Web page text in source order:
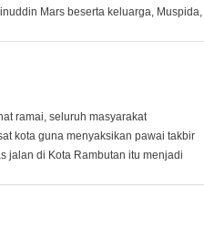
Mars beserta keluarga, Muspida,
ramai, seluruh masyarakat
kota guna menyaksikan pawai takbir
jalan di Kota Rambutan itu menjadi